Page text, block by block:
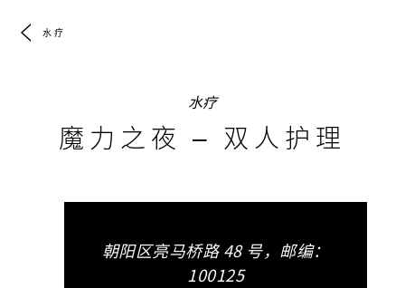
水疗
水疗
魔力之夜 – 双人护理
朝阳区亮马桥路 48 号，邮编：
100125